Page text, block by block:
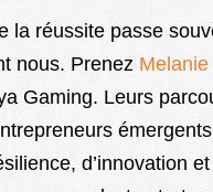
la réussite passe
nous. Prenez
Gaming. Leurs
d’innovation et